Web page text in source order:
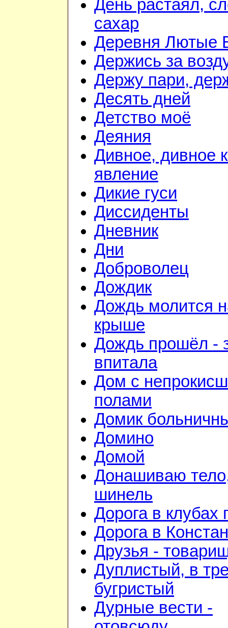
День растаял,
сахар
Деревня Лютые
Держись за
Держу пари,
Десять дней
Детство моё
Деяния
Дивное, дивное
явление
Дикие гуси
Диссиденты
Дневник
Дни
Доброволец
Дождик
Дождь молится
крыше
Дождь прошёл -
впитала
Дом с
полами
Домик
Домино
Домой
Донашиваю
шинель
Дорога в клубах
Дорога в
Друзья -
Дуплистый, в
бугристый
Дурные вести -